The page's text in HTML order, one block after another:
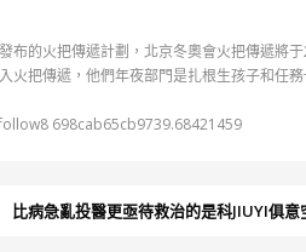
布的火把傳遞計劃，北京冬奧會火把傳遞將
火把傳遞，他們年夜部門是扎根生孩子和任
698cab65cb9739.68421459
比病急亂投醫更亟待救治的是科JIUYI俱